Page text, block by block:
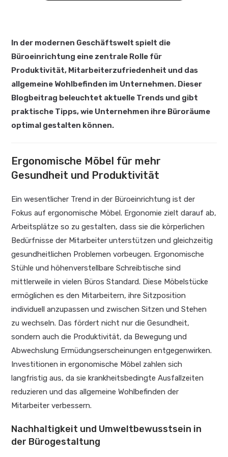
In der modernen Geschäftswelt spielt die
Büroeinrichtung eine zentrale Rolle für
Produktivität, Mitarbeiterzufriedenheit und das
allgemeine Wohlbefinden im Unternehmen. Dieser
Blogbeitrag beleuchtet aktuelle Trends und gibt
praktische Tipps, wie Unternehmen ihre Büroräume
optimal gestalten können.
Ergonomische Möbel für mehr
Gesundheit und Produktivität
Ein wesentlicher Trend in der Büroeinrichtung ist der
Fokus auf ergonomische Möbel. Ergonomie zielt darauf ab,
Arbeitsplätze so zu gestalten, dass sie die körperlichen
Bedürfnisse der Mitarbeiter unterstützen und gleichzeitig
gesundheitlichen Problemen vorbeugen. Ergonomische
Stühle und höhenverstellbare Schreibtische sind
mittlerweile in vielen Büros Standard. Diese Möbelstücke
ermöglichen es den Mitarbeitern, ihre Sitzposition
individuell anzupassen und zwischen Sitzen und Stehen
zu wechseln. Das fördert nicht nur die Gesundheit,
sondern auch die Produktivität, da Bewegung und
Abwechslung Ermüdungserscheinungen entgegenwirken.
Investitionen in ergonomische Möbel zahlen sich
langfristig aus, da sie krankheitsbedingte Ausfallzeiten
reduzieren und das allgemeine Wohlbefinden der
Mitarbeiter verbessern.
Nachhaltigkeit und Umweltbewusstsein in
der Bürogestaltung